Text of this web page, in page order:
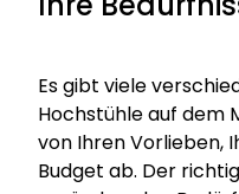
Es gibt viele
Hochstühle auf dem
von Ihren Vorlieben,
Budget ab. Der